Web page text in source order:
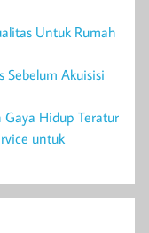
Untuk Rumah
Sebelum Akuisisi
Hidup Teratur
untuk